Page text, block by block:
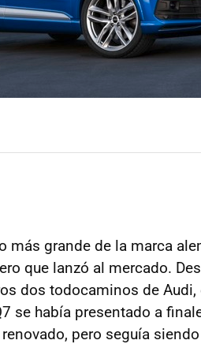
más grande de la marca
que lanzó al mercado.
dos todocaminos de Audi,
se había presentado a
pero seguía